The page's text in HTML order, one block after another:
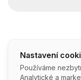
Nastavení
Používáme
Analytické a